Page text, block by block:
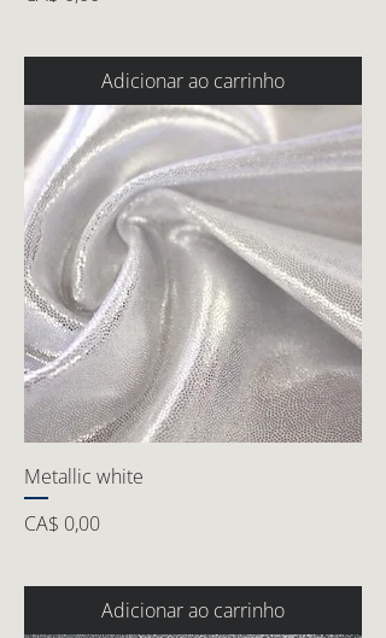
Adicionar ao carrinho
Metallic white
Preço
CA$ 0,00
Adicionar ao carrinho